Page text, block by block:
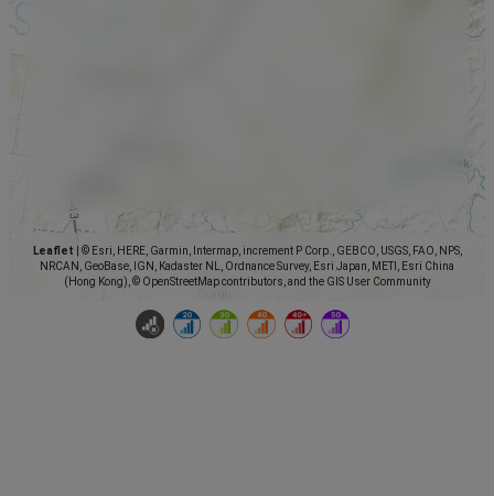
Leaflet
© Esri, HERE, Garmin, Intermap, increment P Corp., GEBCO, USGS, FAO, NPS,
NRCAN, GeoBase, IGN, Kadaster NL, Ordnance Survey, Esri Japan, METI, Esri China
(Hong Kong), © OpenStreetMap contributors, and the GIS User Community